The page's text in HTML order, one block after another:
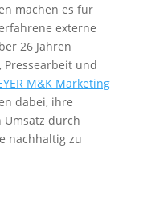
machen es für
externe
26 Jahren
und
M&K Marketing
dabei, ihre
durch
nachhaltig zu